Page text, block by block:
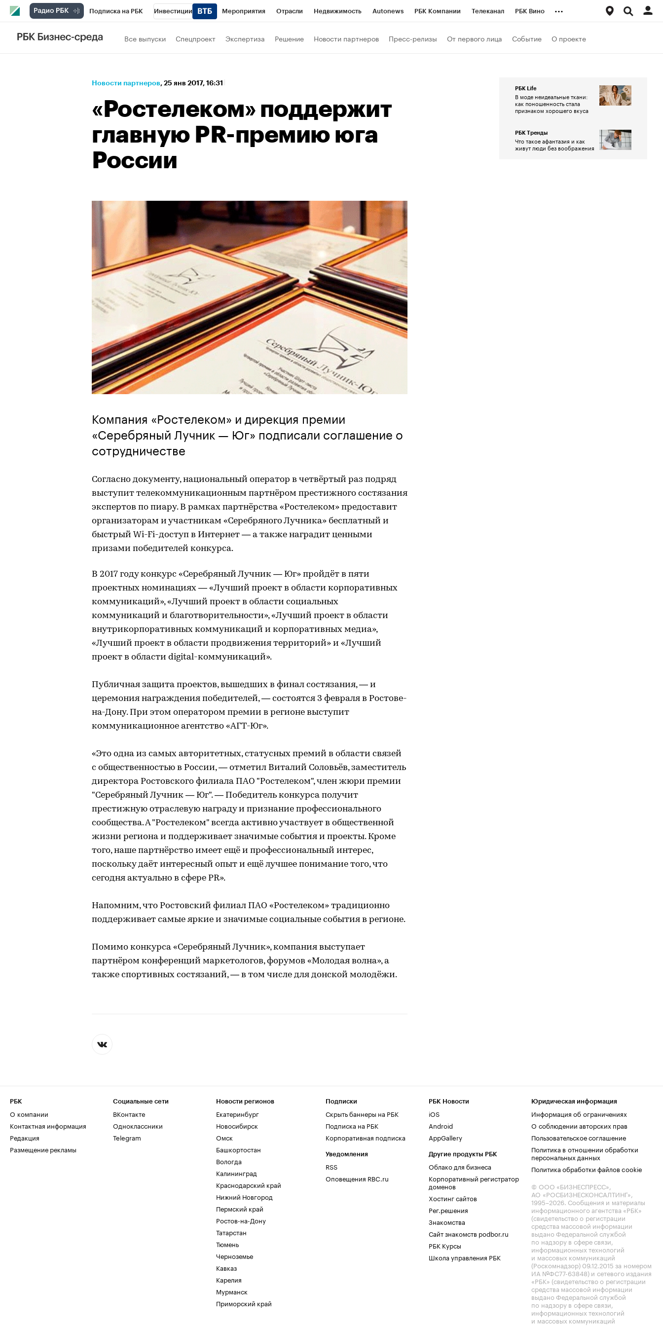
Подписка на РБК Инвестиции Мероприятия Отрасли Недвижимость Autonews РБК Компании Телеканал РБК Вино
Спорт
Технологии и медиа
...
Все выпуски Спецпроект Экспертиза Решение Новости партнеров Пресс-релизы От первого лица Событие О проекте
Новости партнеров⁠, 25 янв 2017, 16:31
«Ростелеком» поддержит
главную PR-премию юга
России
Компания «Ростелеком» и дирекция премии
«Серебряный Лучник — Юг» подписали соглашение о
сотрудничестве
Согласно документу, национальный оператор в четвёртый раз подряд
выступит телекоммуникационным партнёром престижного состязания
экспертов по пиару. В рамках партнёрства «Ростелеком» предоставит
организаторам и участникам «Серебряного Лучника» бесплатный и
быстрый Wi-Fi-доступ в Интернет — а также наградит ценными
призами победителей конкурса.
В 2017 году конкурс «Серебряный Лучник — Юг» пройдёт в пяти
проектных номинациях — «Лучший проект в области корпоративных
коммуникаций», «Лучший проект в области социальных
коммуникаций и благотворительности», «Лучший проект в области
внутрикорпоративных коммуникаций и корпоративных медиа»,
«Лучший проект в области продвижения территорий» и «Лучший
проект в области digital-коммуникаций».
Публичная защита проектов, вышедших в финал состязания, — и
церемония награждения победителей, — состоятся 3 февраля в Ростове-
на-Дону. При этом оператором премии в регионе выступит
коммуникационное агентство «АГТ-Юг».
«Это одна из самых авторитетных, статусных премий в области связей
с общественностью в России, — отметил Виталий Соловьёв, заместитель
директора Ростовского филиала ПАО "Ростелеком", член жюри премии
"Серебряный Лучник — Юг". — Победитель конкурса получит
престижную отраслевую награду и признание профессионального
сообщества. А "Ростелеком" всегда активно участвует в общественной
жизни региона и поддерживает значимые события и проекты. Кроме
того, наше партнёрство имеет ещё и профессиональный интерес,
поскольку даёт интересный опыт и ещё лучшее понимание того, что
сегодня актуально в сфере PR».
Напомним, что Ростовский филиал ПАО «Ростелеком» традиционно
поддерживает самые яркие и значимые социальные события в регионе.
Помимо конкурса «Серебряный Лучник», компания выступает
партнёром конференций маркетологов, форумов «Молодая волна», а
также спортивных состязаний, — в том числе для донской молодёжи.
РБК Life
В моде неидеальные ткани:
как поношенность стала
признаком хорошего вкуса
РБК Тренды
Что такое афантазия и как
живут люди без воображения
РБК
О компании
Контактная информация
Редакция
Размещение рекламы
Социальные сети
ВКонтакте
Одноклассники
Telegram
Новости регионов
Екатеринбург
Новосибирск
Омск
Башкортостан
Вологда
Калининград
Краснодарский край
Нижний Новгород
Пермский край
Ростов-на-Дону
Татарстан
Тюмень
Черноземье
Кавказ
Карелия
Мурманск
Приморский край
Подписки
Скрыть баннеры на РБК
Подписка на РБК
Корпоративная подписка
Уведомления
RSS
Оповещения RBC.ru
РБК Новости
iOS
Android
AppGallery
Другие продукты РБК
Облако для бизнеса
Корпоративный регистратор
доменов
Хостинг сайтов
Рег.решения
Знакомства
Сайт знакомств podbor.ru
РБК Курсы
Школа управления РБК
Юридическая информация
Информация об ограничениях
О соблюдении авторских прав
Пользовательское соглашение
Политика в отношении обработки
персональных данных
Политика обработки файлов cookie
© ООО «БИЗНЕСПРЕСС»,
АО «РОСБИЗНЕСКОНСАЛТИНГ»,
1995–2026. Сообщения и материалы
информационного агентства «РБК»
(свидетельство о регистрации
средства массовой информации
выдано Федеральной службой
по надзору в сфере связи,
информационных технологий
и массовых коммуникаций
(Роскомнадзор) 09.12.2015 за номером
ИА №ФС77-63848) и сетевого издания
«РБК» (свидетельство о регистрации
средства массовой информации
выдано Федеральной службой
по надзору в сфере связи,
информационных технологий
и массовых коммуникаций